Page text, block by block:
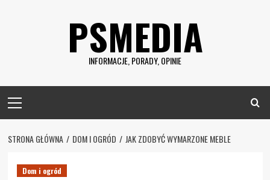
PSMEDIA
INFORMACJE, PORADY, OPINIE
Menu
STRONA GŁÓWNA DOM I OGRÓD JAK ZDOBYĆ WYMARZONE MEBLE
Dom i ogród